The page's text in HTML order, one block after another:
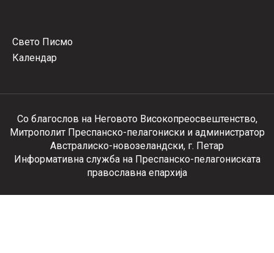
Свето Писмо
Календар
Со благослов на Неговото Високопреосвештенство,
Митрополит Преспанско-пелагониски и администратор
Австралиско-новозеландски, г. Петар
Информативна служба на Преспанско-пелагониската
православна епархија